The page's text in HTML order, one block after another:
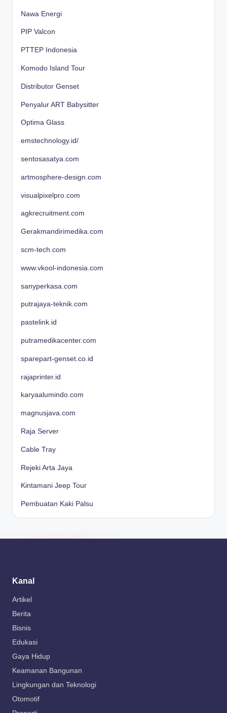
Nawa Energi
PIP Valcon
PTTEP Indonesia
Komodo Island Tour
Distributor Genset
Penyalur ART Babysitter
Optima Glass
emstechnology.id/
sentosasatya.com
artmosphere-design.com
visualpixelpro.com
agkrecruitment.com
Gerakmandirimedika.com
scm-tech.com
www.vkool-indonesia.com
sanyperkasa.com
putrajaya-teknik.com
pastelink.id
putramedikacenter.com
sparepart-genset.co.id
rajaprinter.id
karyaalumindo.com
magnusjava.com
Raja Server
Cable Tray
Rejeki Arta Jaya
Kintamani Jeep Tour
Pembuatan Kaki Palsu
Kanal
Artikel
Berita
Bisnis
Edukasi
Gaya Hidup
Keamanan Bangunan
Lingkungan dan Teknologi
Otomotif